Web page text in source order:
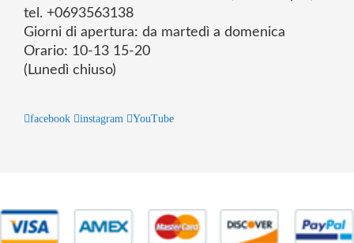
tel. +0693563138
Giorni di apertura: da martedì a domenica
Orario: 10-13 15-20
(Lunedì chiuso)
facebook instagram YouTube